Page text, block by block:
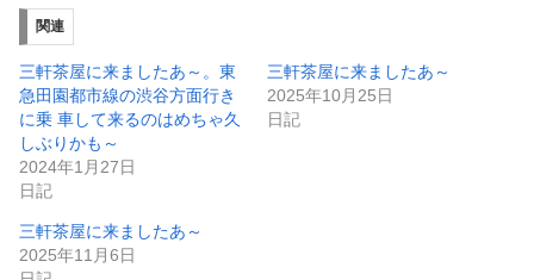
ウ
ィ
ン
ウ
で
開
き
ま
す
)
い
(
新
し
い
ィ
ン
で
開
き
関連
三軒茶屋に来ましたあ～。東
急田園都市線の渋谷方面行き
に乗 車して来るのはめちゃ久
しぶりかも～
2024年1月27日
日記
三軒茶屋に来ましたあ～
2025年10月25日
日記
三軒茶屋に来ましたあ～
2025年11月6日